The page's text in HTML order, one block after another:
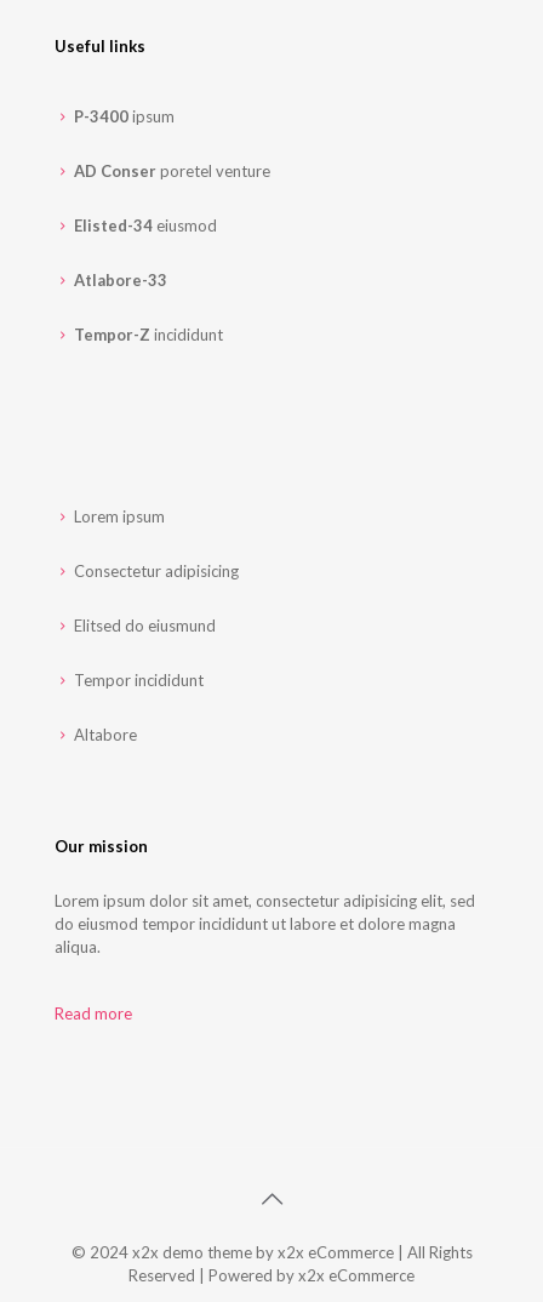
Useful links
P-3400ipsum
AD Conserporetel venture
Elisted-34 eiusmod
Atlabore-33
Tempor-Z incididunt
Lorem ipsum
Consectetur adipisicing
Elitsed do eiusmund
Tempor incididunt
Altabore
Our mission
Lorem ipsum dolor sit amet, consectetur adipisicing elit, sed
do eiusmod tempor incididunt ut labore et dolore magna
aliqua.
Read more
© 2024 x2x demo theme by x2x eCommerce | All Rights
Reserved | Powered by x2x eCommerce